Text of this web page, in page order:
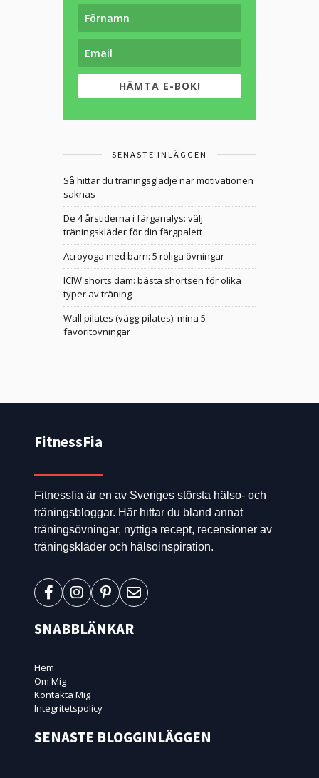
HÄMTA E-BOK!
SENASTE INLÄGGEN
Så hittar du träningsglädje när motivationen
saknas
De 4 årstiderna i färganalys: välj
träningskläder för din färgpalett
Acroyoga med barn: 5 roliga övningar
ICIW shorts dam: bästa shortsen för olika
typer av träning
Wall pilates (vägg-pilates): mina 5
favoritövningar
FitnessFia
Fitnessfia är en av Sveriges största hälso- och
träningsbloggar. Här hittar du bland annat
träningsövningar, nyttiga recept, recensioner av
träningskläder och hälsoinspiration.
SNABBLÄNKAR
Hem
Om Mig
Kontakta Mig
Integritetspolicy
SENASTE BLOGGINLÄGGEN